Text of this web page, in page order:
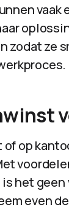
zodat ze
of op
het geen
even